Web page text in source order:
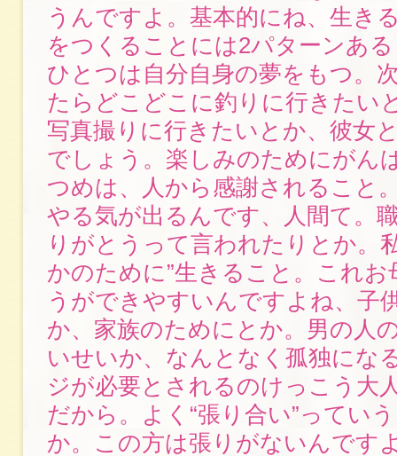
うんですよ。基本的にね、生き
をつくることには2パターンあ
ひとつは自分自身の夢をもつ。
たらどこどこに釣りに行きたい
写真撮りに行きたいとか、彼女
でしょう。楽しみのためにがん
つめは、人から感謝されること
やる気が出るんです、人間て。
りがとうって言われたりとか。
かのために”生きること。これ
うができやすいんですよね、子
か、家族のためにとか。男の人
いせいか、なんとなく孤独にな
ジが必要とされるのけっこう大
だから。よく“張り合い”ってい
か。この方は張りがないんです